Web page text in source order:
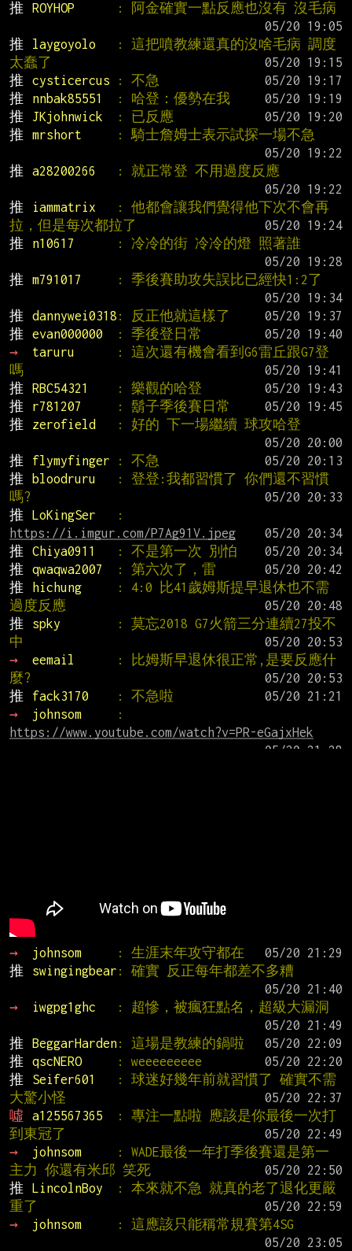
推
ROYHOP
: 阿金確實一點反應也沒有 沒毛病
推
laygoyolo
: 這把噴教練還真的沒啥毛病 調度
太蠢了
推
cysticercus : 不急
推
nnbak85551 : 哈登：優勢在我
推
JKjohnwick : 已反應
推
mrshort
: 騎士詹姆士表示試探一場不急
推
a28200266
: 就正常登 不用過度反應
推
iammatrix
: 他都會讓我們覺得他下次不會再
拉，但是每次都拉了
推
n10617
: 冷冷的街 冷冷的燈 照著誰
推
m791017
: 季後賽助攻失誤比已經快1:2了
推
dannywei0318 : 反正他就這樣了
推
evan000000 : 季後登日常
→
taruru
: 這次還有機會看到G6雷丘跟G7登
嗎
推
RBC54321 : 樂觀的哈登
推
r781207 : 鬍子季後賽日常
推
zerofield
: 好的 下一場繼續 球攻哈登
推
flymyfinger : 不急
推
bloodruru
: 登登:我都習慣了 你們還不習慣
嗎?
推
LoKingSer
https://i.imgur.com/P7Ag91V.jpeg
推
Chiya0911 : 不是第一次 別怕
推
qwaqwa2007 : 第六次了，雷
推
hichung
: 4:0 比41歲姆斯提早退休也不需
過度反應
推
spky
: 莫忘2018 G7火箭三分連續27投不
中
→
eemail
: 比姆斯早退休很正常,是要反應什
麼?
推
fack3170 : 不急啦
→
johnsom
https://www.youtube.com/watch?v=PR-eGajxHek
→ johnsom : 生涯末年攻守都在
推
swingingbear : 確實 反正每年都差不多糟
→
iwgpg1ghc
: 超慘，被瘋狂點名，超級大漏洞
推
BeggarHarden: 這場是教練的鍋啦
推
qscNERO : weeeeeeeee
推
Seifer601
: 球迷好幾年前就習慣了 確實不需
大驚小怪
噓
a125567365
: 專注一點啦 應該是你最後一次打
到東冠了
→
johnsom
: WADE最後一年打季後賽還是第一
主力 你還有米邱 笑死
推
LincolnBoy
: 本來就不急 就真的老了退化更嚴
重了
→
johnsom
: 這應該只能稱常規賽第4SG